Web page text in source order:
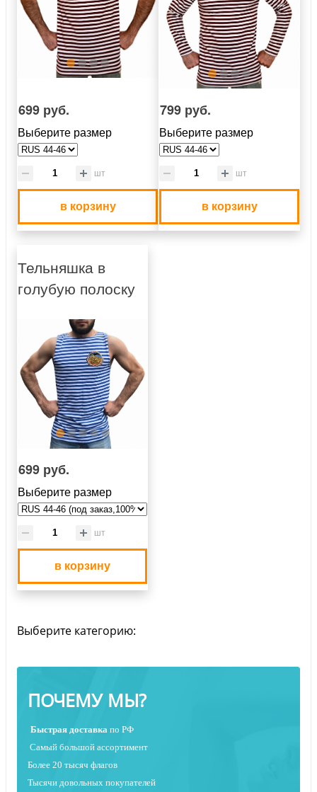
699 руб.
Выберите размер
шт
в корзину
799 руб.
Выберите размер
шт
в корзину
Тельняшка в
голубую полоску
699 руб.
Выберите размер
шт
в корзину
Выберите категорию:
ПОЧЕМУ МЫ?
Быстрая доставка по РФ
Самый большой ассортимент
Более 20 тысяч флагов
Тысячи довольных покупателей